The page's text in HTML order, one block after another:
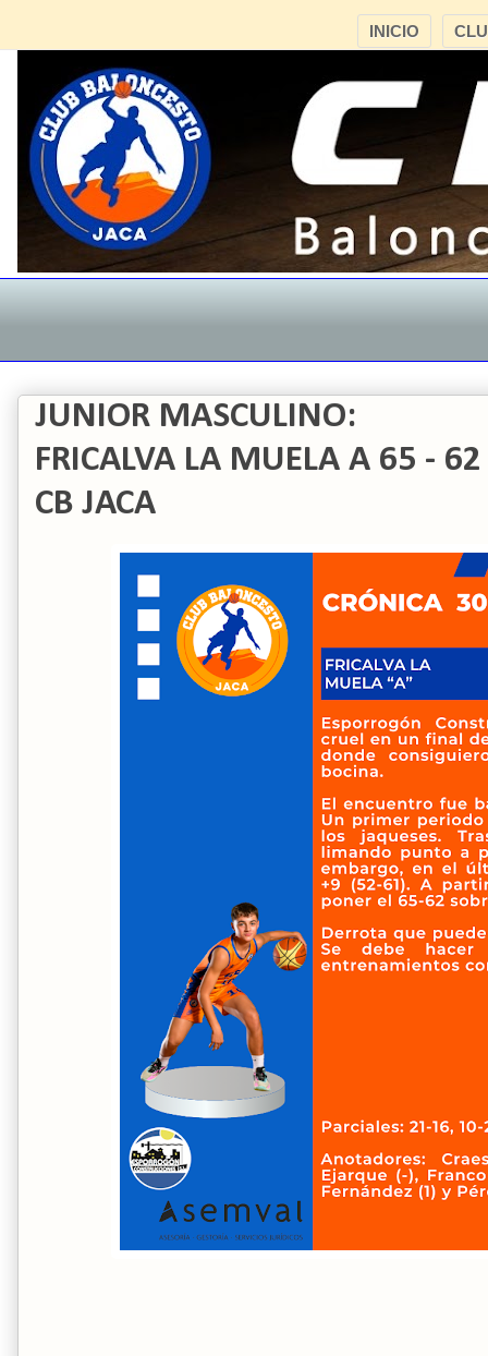
INICIO
JUNIOR MASCULINO:
FRICALVA LA MUELA A 65 -
CB JACA